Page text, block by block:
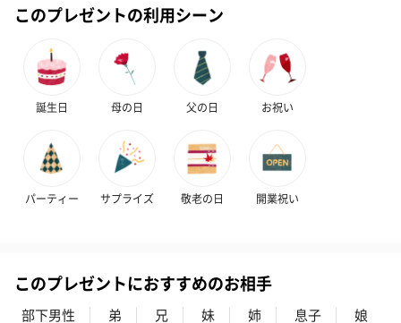
このプレゼントの利用シーン
誕生日 母の日 父の日 お祝い
パーティー サプライズ 敬老の日 開業祝い
このプレゼントにおすすめのお相手
部下男性 弟 兄 妹 姉 息子 娘